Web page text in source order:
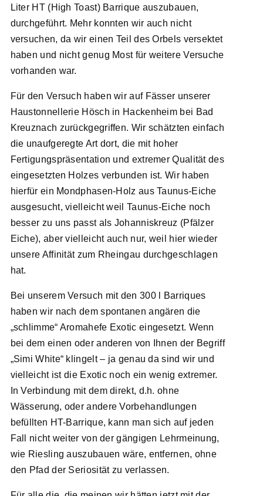
Liter HT (High Toast) Barrique auszubauen,
durchgeführt. Mehr konnten wir auch nicht
versuchen, da wir einen Teil des Orbels versektet
haben und nicht genug Most für weitere Versuche
vorhanden war.
Für den Versuch haben wir auf Fässer unserer
Haustonnellerie Hösch in Hackenheim bei Bad
Kreuznach zurückgegriffen. Wir schätzten einfach
die unaufgeregte Art dort, die mit hoher
Fertigungspräsentation und extremer Qualität des
eingesetzten Holzes verbunden ist. Wir haben
hierfür ein Mondphasen-Holz aus Taunus-Eiche
ausgesucht, vielleicht weil Taunus-Eiche noch
besser zu uns passt als Johanniskreuz (Pfälzer
Eiche), aber vielleicht auch nur, weil hier wieder
unsere Affinität zum Rheingau durchgeschlagen
hat.
Bei unserem Versuch mit den 300 l Barriques
haben wir nach dem spontanen angären die
„schlimme“ Aromahefe Exotic eingesetzt. Wenn
bei dem einen oder anderen von Ihnen der Begriff
„Simi White“ klingelt – ja genau da sind wir und
vielleicht ist die Exotic noch ein wenig extremer.
In Verbindung mit dem direkt, d.h. ohne
Wässerung, oder andere Vorbehandlungen
befüllten HT-Barrique, kann man sich auf jeden
Fall nicht weiter von der gängigen Lehrmeinung,
wie Riesling auszubauen wäre, entfernen, ohne
den Pfad der Seriosität zu verlassen.